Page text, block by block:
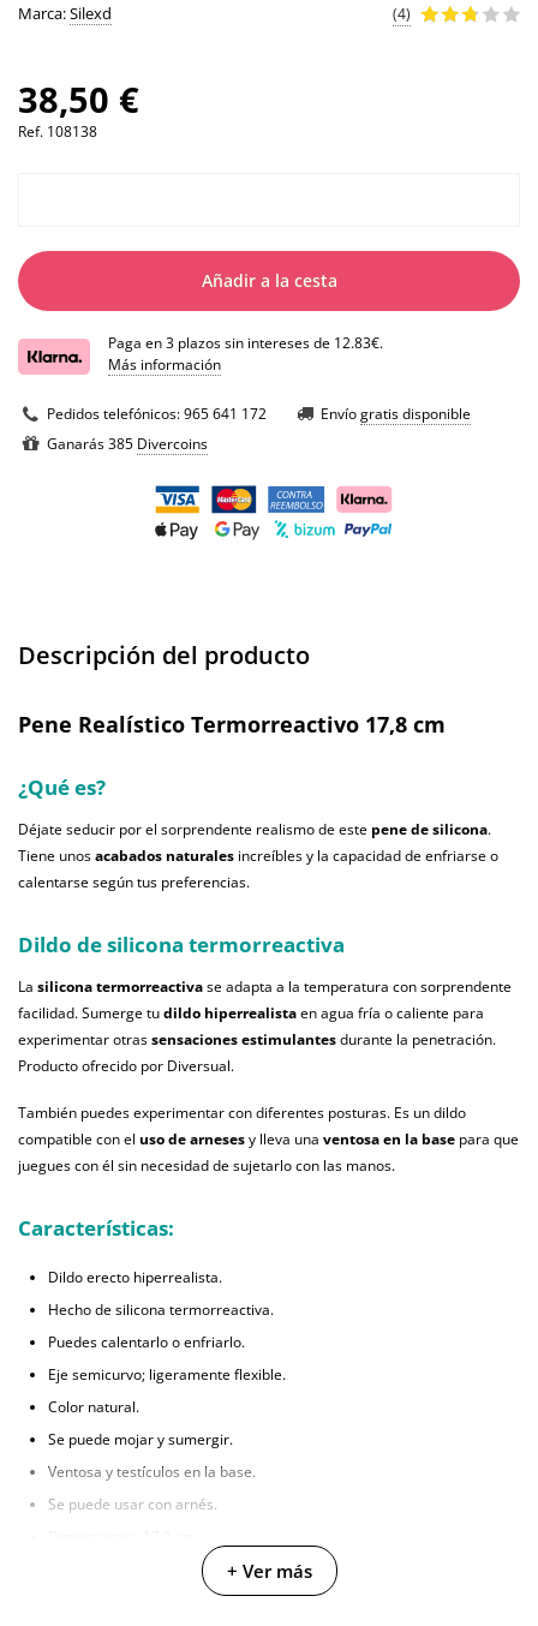
Marca:Silexd (4)
38,50 €
Ref. 108138
Añadir a la cesta
Paga en 3 plazos sin intereses de 12.83€.
Más información
Pedidos telefónicos:965 641 172 Envíogratis disponible
Ganarás 385 Divercoins
Descripción del producto
Pene Realístico Termorreactivo 17,8 cm
¿Qué es?
Déjate seducir por el sorprendente realismo de este pene de silicona.
Tiene unosacabados naturales increíbles y la capacidad de enfriarse o
calentarse según tus preferencias.
Dildo de silicona termorreactiva
La silicona termorreactivase adapta a la temperatura con sorprendente
facilidad. Sumerge tudildo hiperrealistaen agua fría o caliente para
experimentar otrassensaciones estimulantesdurante la penetración.
Producto ofrecido por Diversual.
También puedes experimentar con diferentes posturas. Es un dildo
compatible con el uso de arnesesy lleva una ventosa en la base para que
juegues con él sin necesidad de sujetarlo con las manos.
Características:
Dildo erecto hiperrealista.
Hecho de silicona termorreactiva.
Puedes calentarlo o enfriarlo.
Eje semicurvo; ligeramente flexible.
Color natural.
Se puede mojar y sumergir.
Ventosa y testículos en la base.
Se puede usar con arnés.
3 clientes han opinado sobre este producto
+ Ver más